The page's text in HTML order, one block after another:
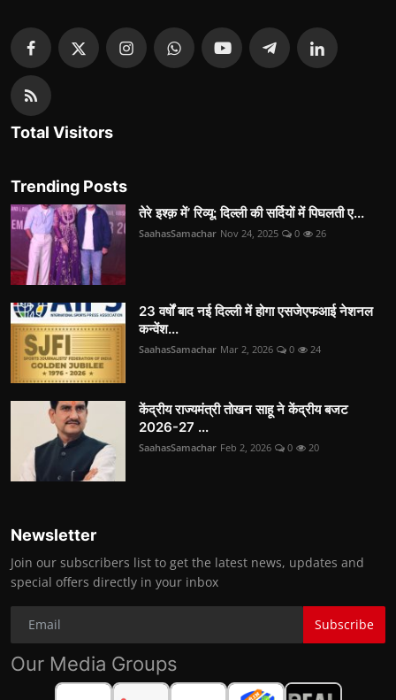
Total Visitors
Trending Posts
तेरे इश्क़ में’ रिव्यू: दिल्ली की सर्दियों में पिघलती ए...
SaahasSamachar Nov 24, 2025 0 26
23 वर्षों बाद नई दिल्ली में होगा एसजेएफआई नेशनल
कन्वेंश...
SaahasSamachar Mar 2, 2026 0 24
केंद्रीय राज्यमंत्री तोखन साहू ने केंद्रीय बजट
2026-27 ...
SaahasSamachar Feb 2, 2026 0 20
Newsletter
Join our subscribers list to get the latest news, updates and
special offers directly in your inbox
Subscribe
Our Media Groups